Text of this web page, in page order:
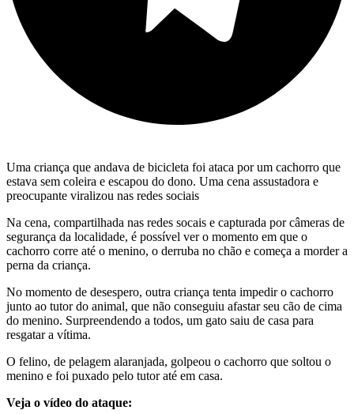
Uma criança que andava de bicicleta foi ataca por um cachorro que
estava sem coleira e escapou do dono. Uma cena assustadora e
preocupante viralizou nas redes sociais
Na cena, compartilhada nas redes socais e capturada por câmeras de
segurança da localidade, é possível ver o momento em que o
cachorro corre até o menino, o derruba no chão e começa a morder a
perna da criança.
No momento de desespero, outra criança tenta impedir o cachorro
junto ao tutor do animal, que não conseguiu afastar seu cão de cima
do menino. Surpreendendo a todos, um gato saiu de casa para
resgatar a vítima.
O felino, de pelagem alaranjada, golpeou o cachorro que soltou o
menino e foi puxado pelo tutor até em casa.
Veja o vídeo do ataque: